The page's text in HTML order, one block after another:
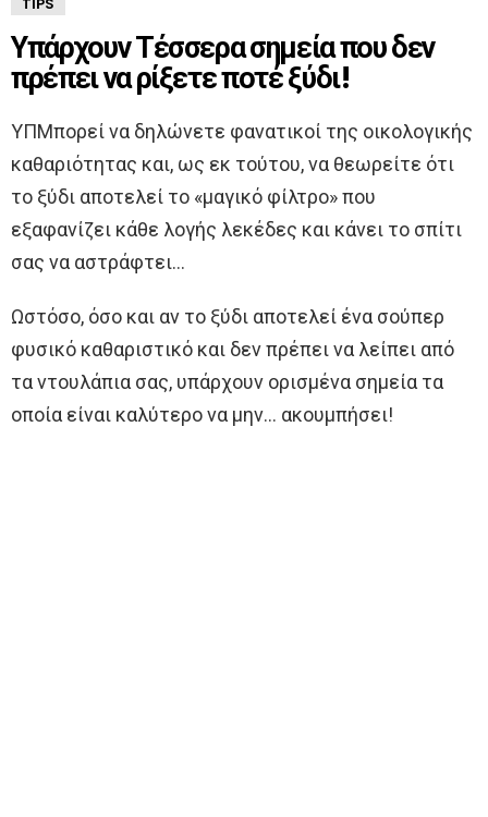
Υπάρχουν Τέσσερα σημεία που δεν
πρέπει να ρίξετε ποτέ ξύδι!
ΥΠΜπορεί να δηλώνετε φανατικοί της οικολογικής
καθαριότητας και, ως εκ τούτου, να θεωρείτε ότι
το ξύδι αποτελεί το «μαγικό φίλτρο» που
εξαφανίζει κάθε λογής λεκέδες και κάνει το σπίτι
σας να αστράφτει…
Ωστόσο, όσο και αν το ξύδι αποτελεί ένα σούπερ
φυσικό καθαριστικό και δεν πρέπει να λείπει από
τα ντουλάπια σας, υπάρχουν ορισμένα σημεία τα
οποία είναι καλύτερο να μην… ακουμπήσει!